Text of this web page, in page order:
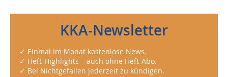
KKA-Newsletter
✓ Einmal im Monat kostenlose News.
✓ Heft-Highlights – auch ohne Heft-Abo.
✓ Bei Nichtgefallen jederzeit zu kündigen.